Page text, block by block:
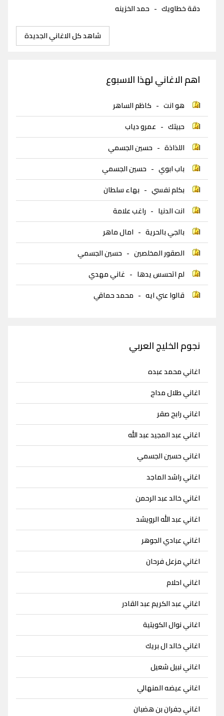
دقة خطاويك - حمد الخزينه
شاهد كل الاغاني الجديدة
اهم الاغاني لهذا الاسبوع
هو انت - كاظم الساهر
حبيتك - عمرو دياب
اللذاذة - حسين الجسمي
باب ابوي - حسين الجسمي
بكلم نفسي - بهاء سلطان
انت الدنيا - راغب علامة
بالجي بالحرية - امال ماهر
الصقور المخلصين - حسين الجسمي
لم اتحسس يدها - غاني مهدي
قالوا عني ايه - محمد حماقي
نجوم الخليج العربي
اغاني محمد عبده
اغاني طلال مداح
اغاني رابح صقر
اغاني عبد المجيد عبد الله
اغاني حسين الجسمي
اغاني راشد الماجد
اغاني خالد عبد الرحمن
اغاني عبد الله الرويشد
اغاني عبادي الجوهر
اغاني مزعل فرحان
اغاني احلام
اغاني عبد الكريم عبد القادر
اغاني نوال الكويتية
اغاني خالد ال بريك
اغاني نبيل شعيل
اغاني عيضه المنهالي
اغاني جفران بن هضبان